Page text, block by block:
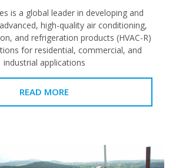
is a global leader in developing and
advanced, high-quality air conditioning,
and refrigeration products (HVAC-R)
solutions for residential, commercial, and
industrial applications
READ MORE